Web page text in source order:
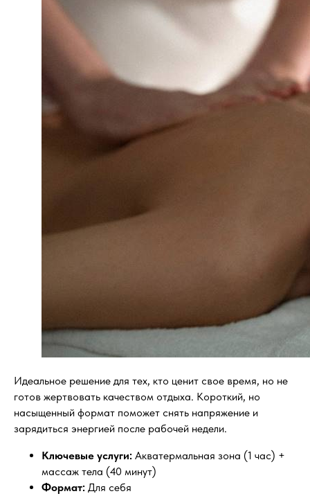
Идеальное решение для тех, кто ценит свое время, но не
готов жертвовать качеством отдыха. Короткий, но
насыщенный формат поможет снять напряжение и
зарядиться энергией после рабочей недели.
Ключевые услуги: Акватермальная зона (1 час) +
массаж тела (40 минут)
Формат: Для себя